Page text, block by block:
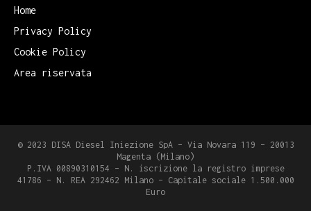
Home
Privacy Policy
Cookie Policy
Area riservata
© 2023 DISA Diesel Iniezione SpA – Via Novara 119 – 20013
Magenta (Milano)
P.IVA 00890310154 – N. iscrizione la registro imprese
41786 – N. REA 292462 Milano – Capitale sociale 1.500.000
Euro